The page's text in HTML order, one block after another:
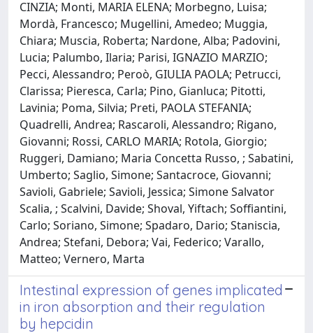
CINZIA; Monti, MARIA ELENA; Morbegno, Luisa;
Mordà, Francesco; Mugellini, Amedeo; Muggia,
Chiara; Muscia, Roberta; Nardone, Alba; Padovini,
Lucia; Palumbo, Ilaria; Parisi, IGNAZIO MARZIO;
Pecci, Alessandro; Peroò, GIULIA PAOLA; Petrucci,
Clarissa; Pieresca, Carla; Pino, Gianluca; Pitotti,
Lavinia; Poma, Silvia; Preti, PAOLA STEFANIA;
Quadrelli, Andrea; Rascaroli, Alessandro; Rigano,
Giovanni; Rossi, CARLO MARIA; Rotola, Giorgio;
Ruggeri, Damiano; Maria Concetta Russo, ; Sabatini,
Umberto; Saglio, Simone; Santacroce, Giovanni;
Savioli, Gabriele; Savioli, Jessica; Simone Salvator
Scalia, ; Scalvini, Davide; Shoval, Yiftach; Soffiantini,
Carlo; Soriano, Simone; Spadaro, Dario; Staniscia,
Andrea; Stefani, Debora; Vai, Federico; Varallo,
Matteo; Vernero, Marta
Intestinal expression of genes implicated
in iron absorption and their regulation
by hepcidin